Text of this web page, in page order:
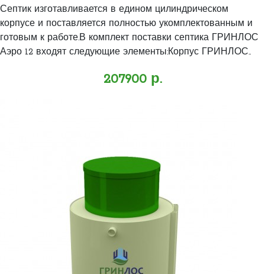
Септик изготавливается в едином цилиндрическом
корпусе и поставляется полностью укомплектованным и
готовым к работе.В комплект поставки септика ГРИНЛОС
Аэро 12 входят следующие элементы:Корпус ГРИНЛОС..
207900 р.